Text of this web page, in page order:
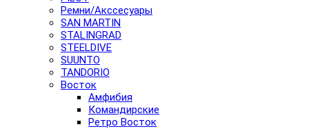
Pемни/Акссесуары
SAN MARTIN
STALINGRAD
STEELDIVE
SUUNTO
TANDORIO
Восток
Амфибия
Командирские
Ретро Восток